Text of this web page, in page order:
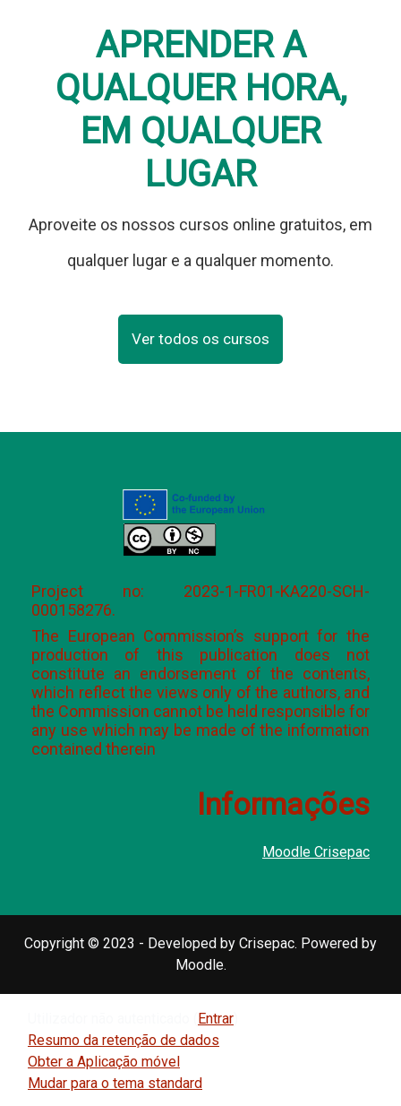
APRENDER A
QUALQUER HORA,
EM QUALQUER
LUGAR
Aproveite os nossos cursos online gratuitos, em
qualquer lugar e a qualquer momento.
Ver todos os cursos
Project no: 2023-1-FR01-KA220-SCH-
000158276.
The European Commission’s support for the
production of this publication does not
constitute an endorsement of the contents,
which reflect the views only of the authors, and
the Commission cannot be held responsible for
any use which may be made of the information
contained therein
Informações
Moodle Crisepac
Copyright © 2023 - Developed by Crisepac. Powered by
Moodle.
Entrar
Resumo da retenção de dados
Obter a Aplicação móvel
Mudar para o tema standard